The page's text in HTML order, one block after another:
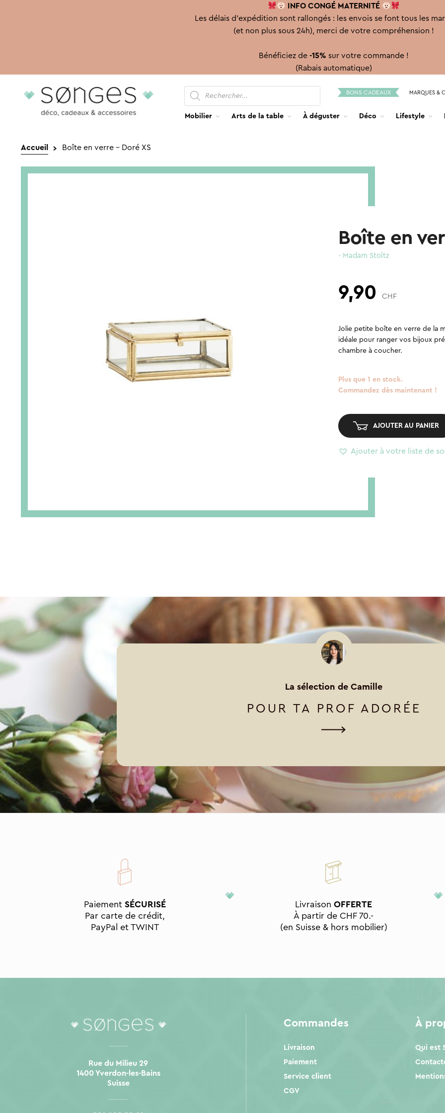
INFO CONGÉ MATERNITÉ
Les délais d'expédition sont rallongés : les envois se font tous les
(et non plus sous 24h), merci de votre compréhension !
Bénéficiez de -15% sur votre commande !
(Rabais automatique)
Aller
Aller
contenu
Recherche
de
produits
BONS CADEAUX MARQUES &
Mobilier Arts de la table À déguster Déco Lifestyle
Accueil Boîte en verre – Doré XS
Boîte en
- Madam Stoltz
9,90CHF
Jolie petite boîte en verre de la
idéale pour ranger vos bijoux
chambre à coucher.
Plus que 1 en stock.
Commandez dès maintenant !
AJOUTER AU PANIER
Ajouter à votre liste de
La sélection de Camille
POUR TA PROF ADORÉE
PaiementSÉCURISÉ
Par carte de crédit,
PayPal et TWINT
LivraisonOFFERTE
À partir de CHF 70.-
(en Suisse & hors mobilier)
Rue du Milieu 29
1400 Yverdon-les-Bains
Suisse
Commandes
Livraison
Paiement
Service client
CGV
À
Qui est